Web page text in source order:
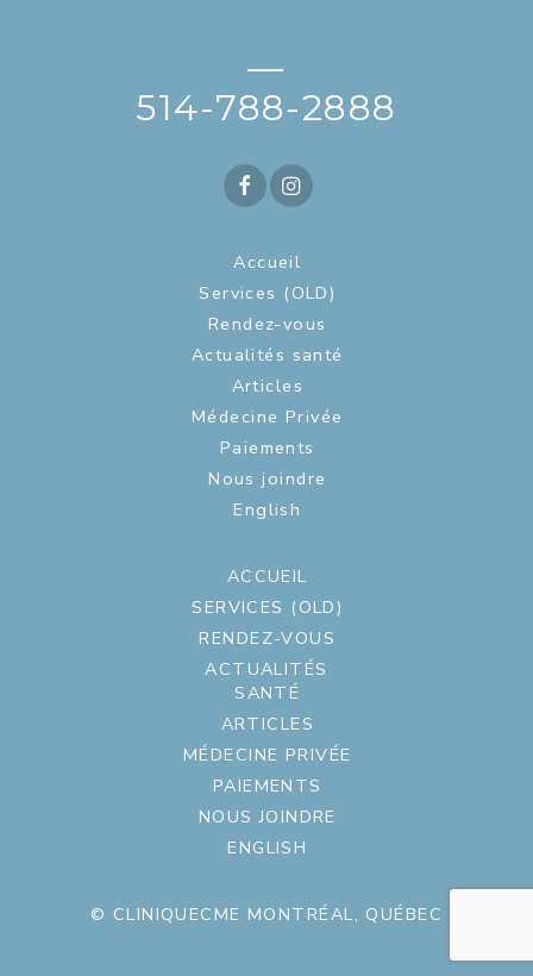
—
514-788-2888
Accueil
Services (OLD)
Rendez-vous
Actualités santé
Articles
Médecine Privée
Paiements
Nous joindre
English
ACCUEIL
SERVICES (OLD)
RENDEZ-VOUS
ACTUALITÉS
SANTÉ
ARTICLES
MÉDECINE PRIVÉE
PAIEMENTS
NOUS JOINDRE
ENGLISH
© CLINIQUECME MONTRÉAL, QUÉBEC